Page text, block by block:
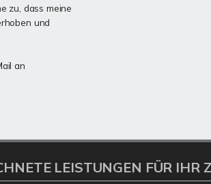
zu, dass meine
und
an
LEISTUNGEN FÜR IHR